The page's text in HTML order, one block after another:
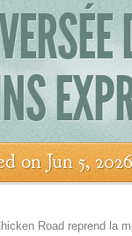
on Jun 5, 2026
Road reprend la